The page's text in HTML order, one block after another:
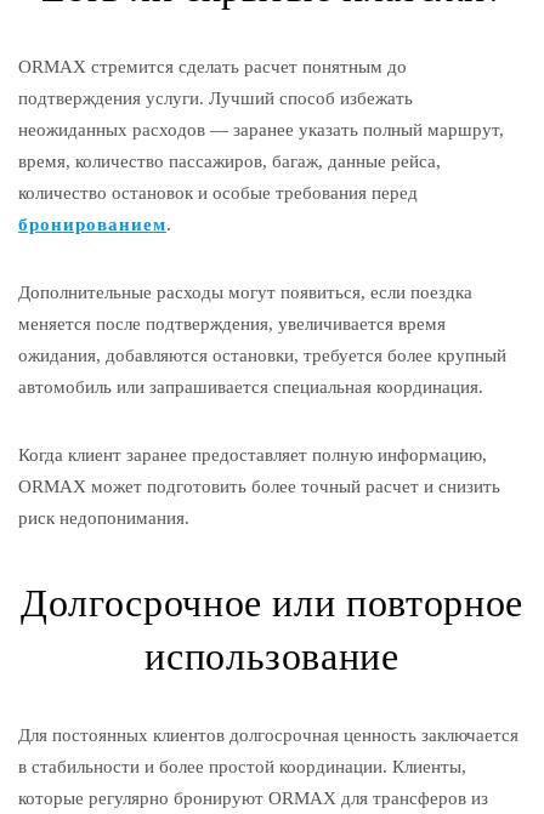
ORMAX стремится сделать расчет понятным до
подтверждения услуги. Лучший способ избежать
неожиданных расходов — заранее указать полный маршрут,
время, количество пассажиров, багаж, данные рейса,
количество остановок и особые требования перед
бронированием.
Дополнительные расходы могут появиться, если поездка
меняется после подтверждения, увеличивается время
ожидания, добавляются остановки, требуется более крупный
автомобиль или запрашивается специальная координация.
Когда клиент заранее предоставляет полную информацию,
ORMAX может подготовить более точный расчет и снизить
риск недопонимания.
Долгосрочное или повторное
использование
Для постоянных клиентов долгосрочная ценность заключается
в стабильности и более простой координации. Клиенты,
которые регулярно бронируют ORMAX для трансферов из